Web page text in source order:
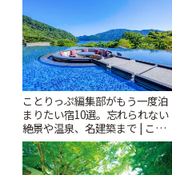
ことりっぷ編集部がもう一度泊
まりたい宿10選。忘れられない
絶景や温泉、名建築まで | こと
りっぷ